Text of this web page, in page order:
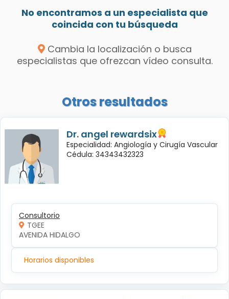
No encontramos a un especialista que
coincida con tu búsqueda
Cambia la localización o busca
especialistas que ofrezcan vídeo consulta.
Otros resultados
Dr. angel rewardsix
Especialidad: Angiología y Cirugía Vascular
Cédula: 34343432323
Consultorio
TGEE
AVENIDA HIDALGO
Horarios disponibles